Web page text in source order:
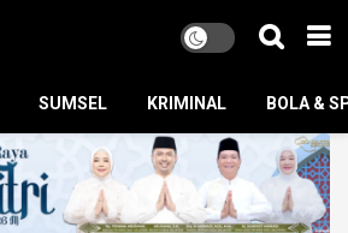
SUMSEL KRIMINAL BOLA &